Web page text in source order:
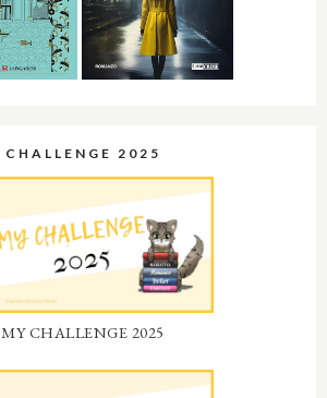
CHALLENGE 2025
MY CHALLENGE 2025